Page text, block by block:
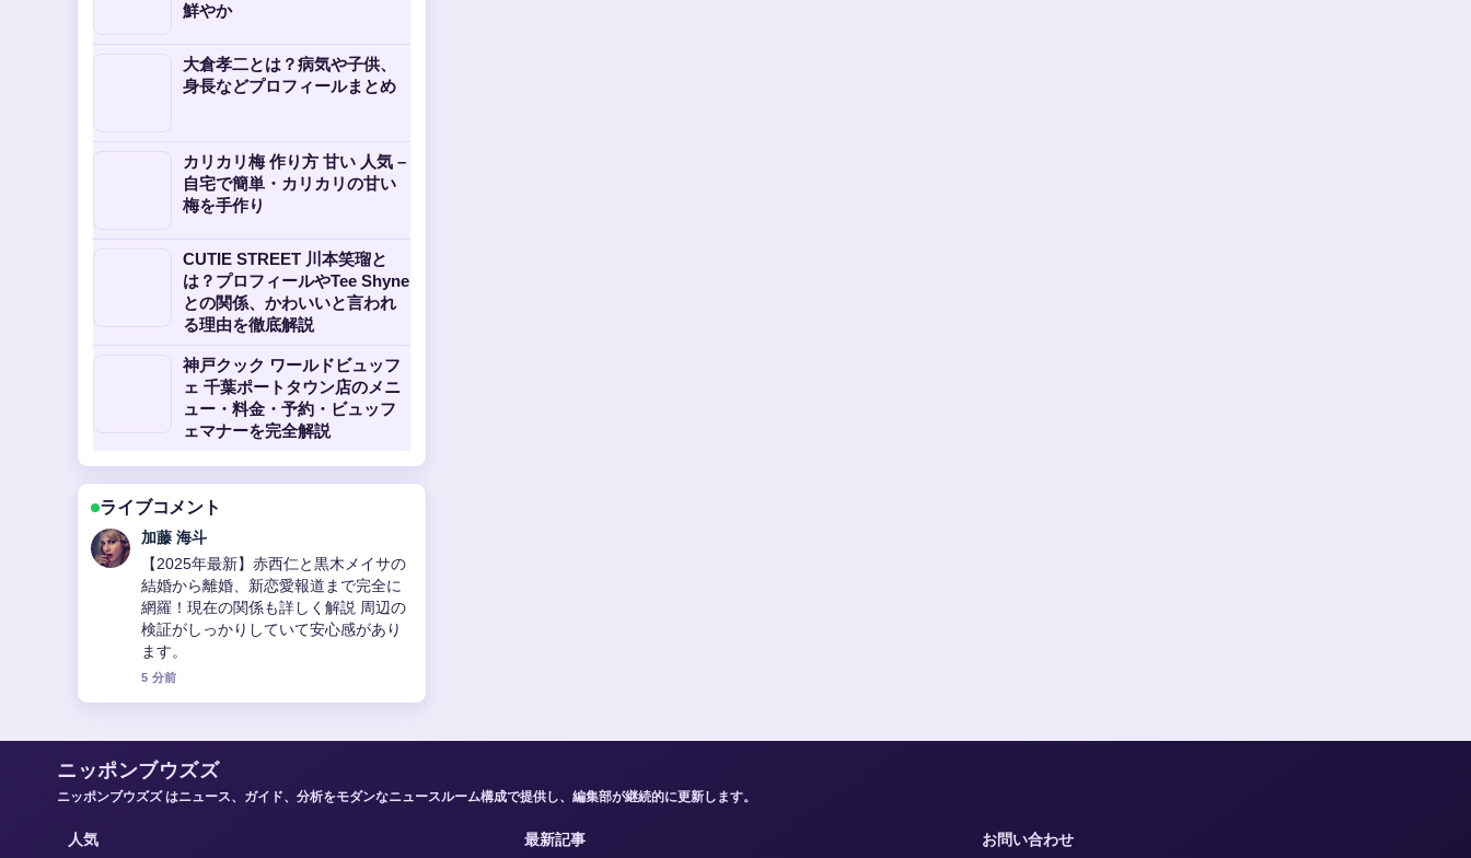
鮮やか
大倉孝二とは？病気や子供、
身長などプロフィールまとめ
カリカリ梅 作り方 甘い 人気 –
自宅で簡単・カリカリの甘い
梅を手作り
CUTIE STREET 川本笑瑠と
は？プロフィールやTee Shyne
との関係、かわいいと言われ
る理由を徹底解説
神戸クック ワールドビュッフ
ェ 千葉ポートタウン店のメニ
ュー・料金・予約・ビュッフ
ェマナーを完全解説
ライブコメント
高橋 蓮
池森秀一の現在を徹底解説！DEENボー
カル、そば研究家、YouTuberとしての
活動、年齢、結婚、年収、叙々苑カッ
プ参加まで の整理がとても分かりやす
いです。今日の中でも特に読みやすい
です。
ニッポンブウズズ